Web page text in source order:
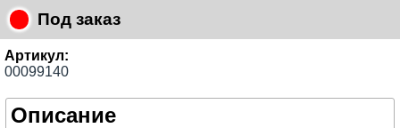
Под заказ
Артикул:
00099140
Описание